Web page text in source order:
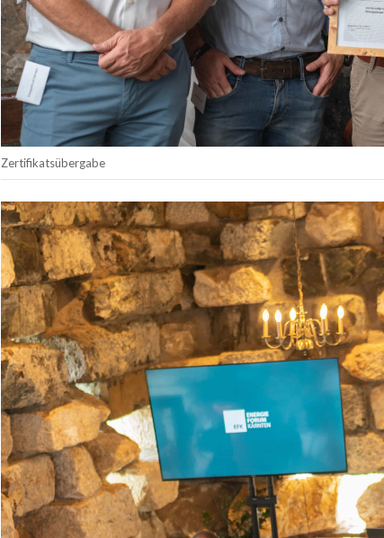
Zertifikatsübergabe